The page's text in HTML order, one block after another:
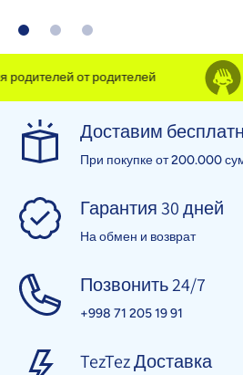
от родителей
Доставим
При покупке от 200.000
Гарантия 30 дней
На обмен и возврат
Позвонить 24/7
+998 71 205 19 91
TezTez Доставка